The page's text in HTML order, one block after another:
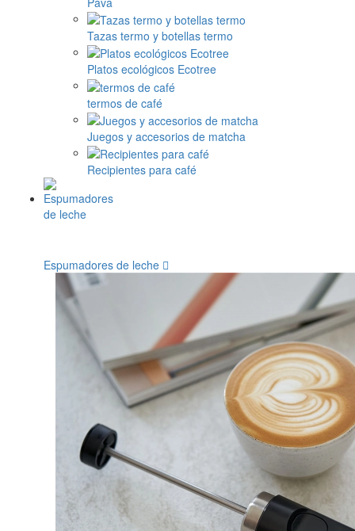
Tazas termo y botellas termo
Platos ecológicos Ecotree
termos de café
Juegos y accesorios de matcha
Recipientes para café
Espumadores de leche